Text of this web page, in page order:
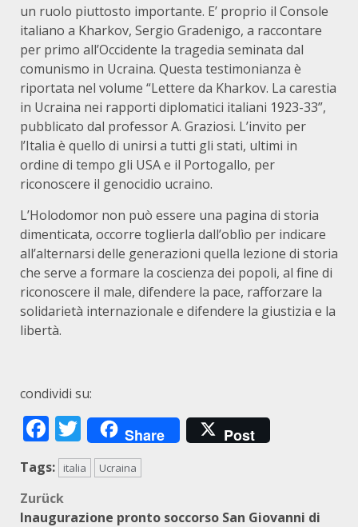
un ruolo piuttosto importante. E’ proprio il Console
italiano a Kharkov, Sergio Gradenigo, a raccontare
per primo all’Occidente la tragedia seminata dal
comunismo in Ucraina. Questa testimonianza è
riportata nel volume “Lettere da Kharkov. La carestia
in Ucraina nei rapporti diplomatici italiani 1923-33”,
pubblicato dal professor A. Graziosi. L’invito per
l’Italia è quello di unirsi a tutti gli stati, ultimi in
ordine di tempo gli USA e il Portogallo, per
riconoscere il genocidio ucraino.
L’Holodomor non può essere una pagina di storia
dimenticata, occorre toglierla dall’oblìo per indicare
all’alternarsi delle generazioni quella lezione di storia
che serve a formare la coscienza dei popoli, al fine di
riconoscere il male, difendere la pace, rafforzare la
solidarietà internazionale e difendere la giustizia e la
libertà.
condividi su:
Facebook
Twitter
Share Post
Tags: italia Ucraina
Beitragsnavigation
Zurück
Inaugurazione pronto soccorso San Giovanni di